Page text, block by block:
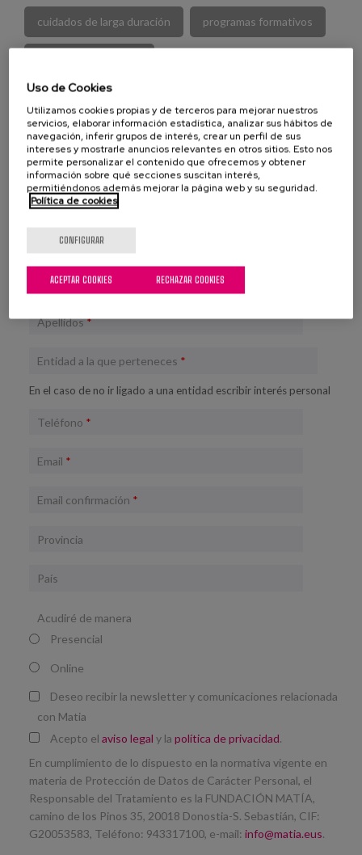
cuidados de larga duración programas formativos
Atención Centrada en la Persona
necesidades sociales actividades significativas
vivir con sentido inclusión social
Formulario de Inscripción
Nombre *
Apellidos*
Entidad a la que perteneces *
En el caso de no ir ligado a una entidad escribir interés personal
Teléfono *
Email *
Email confirmación *
Provincia
País
Acudiré de manera
Presencial
Online
Deseo recibir la newsletter y comunicaciones relacionada
con Matia
Acepto el aviso legal y la política de privacidad.
En cumplimiento de lo dispuesto en la normativa vigente en
materia de Protección de Datos de Carácter Personal, el
Responsable del Tratamiento es la FUNDACIÓN MATÍA,
camino de los Pinos 35, 20018 Donostia-S. Sebastián, CIF:
G20053583, Teléfono: 943317100, e-mail: info@matia.eus.
Uso de Cookies
Utilizamos cookies propias y de terceros para mejorar nuestros
servicios, elaborar información estadística, analizar sus hábitos de
navegación, inferir grupos de interés, crear un perfil de sus
intereses y mostrarle anuncios relevantes en otros sitios. Esto nos
permite personalizar el contenido que ofrecemos y obtener
información sobre qué secciones suscitan interés,
permitiéndonos además mejorar la página web y su seguridad.
Política de cookies
CONFIGURAR
RECHAZAR COOKIES
ACEPTAR COOKIES